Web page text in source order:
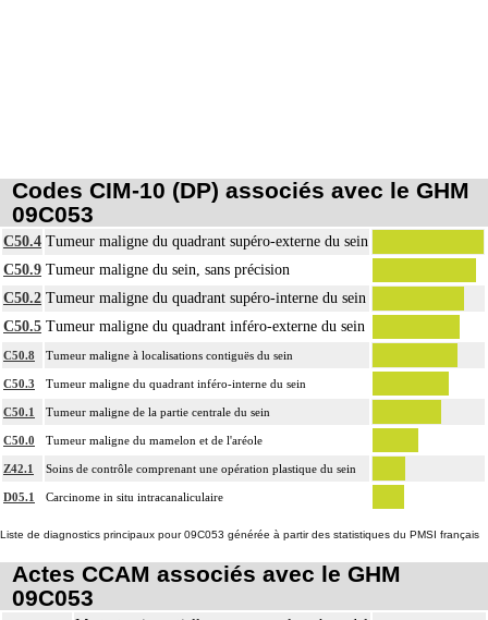
Codes CIM-10 (DP) associés avec le GHM
09C053
C50.4 Tumeur maligne du quadrant supéro-externe du sein
C50.9 Tumeur maligne du sein, sans précision
C50.2 Tumeur maligne du quadrant supéro-interne du sein
C50.5 Tumeur maligne du quadrant inféro-externe du sein
C50.8 Tumeur maligne à localisations contiguës du sein
C50.3 Tumeur maligne du quadrant inféro-interne du sein
C50.1 Tumeur maligne de la partie centrale du sein
C50.0 Tumeur maligne du mamelon et de l'aréole
Z42.1 Soins de contrôle comprenant une opération plastique du sein
D05.1 Carcinome in situ intracanaliculaire
Liste de diagnostics principaux pour 09C053 générée à partir des statistiques du PMSI français
Actes CCAM associés avec le GHM
09C053